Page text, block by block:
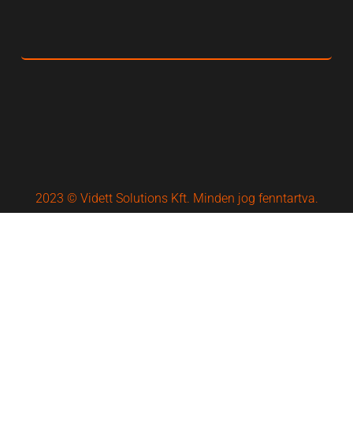
2023 © Vidett Solutions Kft. Minden jog fenntartva.